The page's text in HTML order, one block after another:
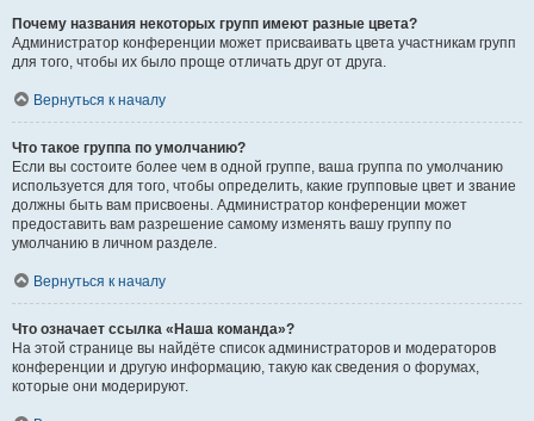
Почему названия некоторых групп имеют разные цвета?
Администратор конференции может присваивать цвета участникам групп
для того, чтобы их было проще отличать друг от друга.
Вернуться к началу
Что такое группа по умолчанию?
Если вы состоите более чем в одной группе, ваша группа по умолчанию
используется для того, чтобы определить, какие групповые цвет и звание
должны быть вам присвоены. Администратор конференции может
предоставить вам разрешение самому изменять вашу группу по
умолчанию в личном разделе.
Вернуться к началу
Что означает ссылка «Наша команда»?
На этой странице вы найдёте список администраторов и модераторов
конференции и другую информацию, такую как сведения о форумах,
которые они модерируют.